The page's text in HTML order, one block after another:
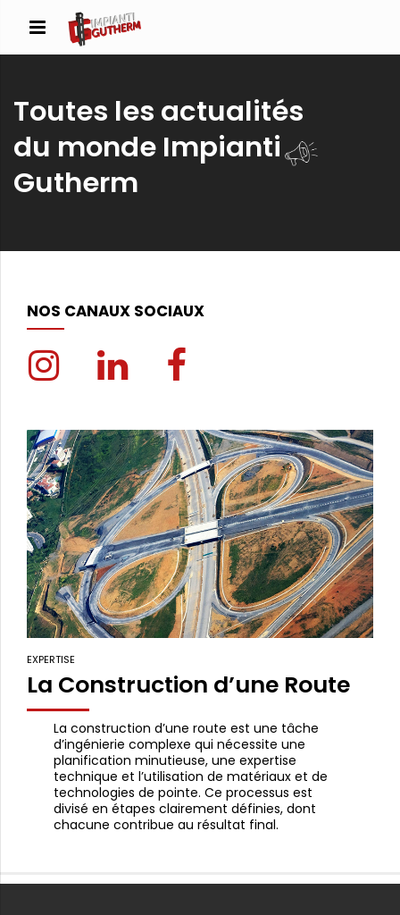
Toutes les actualités
du monde Impianti
Gutherm
NOS CANAUX SOCIAUX
EXPERTISE
La Construction d’une Route
La construction d’une route est une tâche
d’ingénierie complexe qui nécessite une
planification minutieuse, une expertise
technique et l’utilisation de matériaux et de
technologies de pointe. Ce processus est
divisé en étapes clairement définies, dont
chacune contribue au résultat final.